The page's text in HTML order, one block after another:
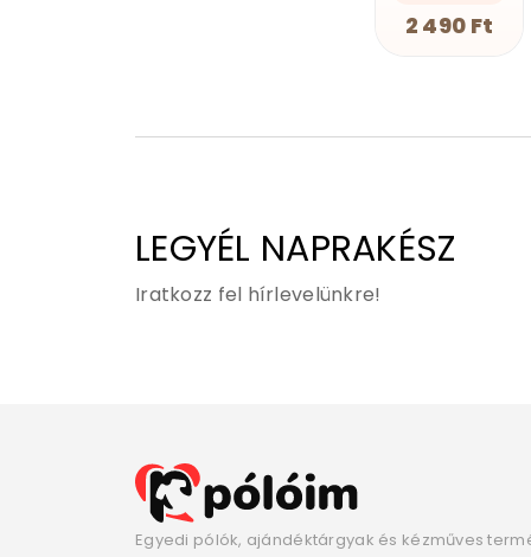
4 190 Ft
LEGYÉL NAPRAKÉSZ
Iratkozz fel hírlevelünkre!
Egyedi pólók, ajándéktárgyak és kézműves